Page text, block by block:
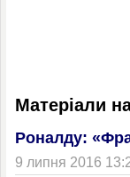
Матеріали
Роналду:
9 липня 2016